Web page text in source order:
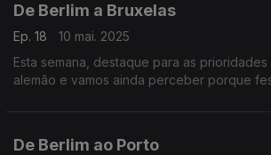
De Berlim a Bruxelas
Ep. 18
10 mai. 2025
Esta semana, destaque para as
alemão e vamos ainda perceber porque
De Berlim ao Porto